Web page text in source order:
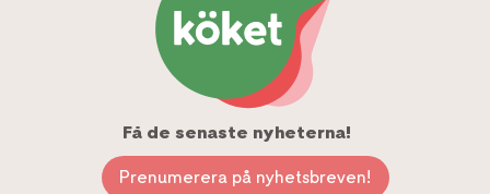
Få de senaste nyheterna!
Prenumerera på nyhetsbreven!